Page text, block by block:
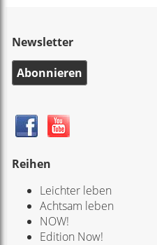
Newsletter
Abonnieren
Reihen
Leichter leben
Achtsam leben
NOW!
Edition Now!